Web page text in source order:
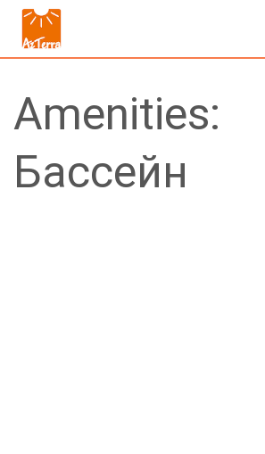
Amenities:
Бассейн